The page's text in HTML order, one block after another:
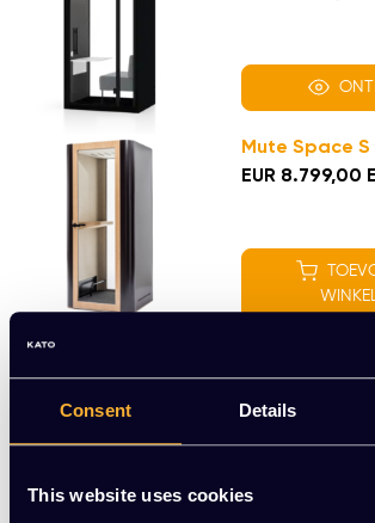
Consent Details
This website uses cookies
Mute Space
EUR 8.799,00
EUR 9.300,00